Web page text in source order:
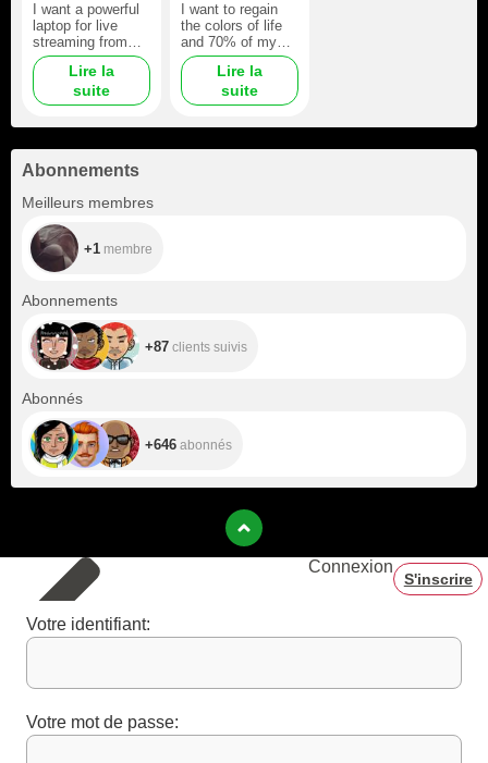
I want a powerful
laptop for live
streaming from
anywhere!
Conveniently and
always in touch
with my favorite
patron ❤
Lire la
suite
I want to regain
the colors of life
and 70% of my
perception. This is
my childhood
dream, to see the
world 100%!!!
Thank you in
Lire la
suite
Abonnements
Meilleurs membres
+1 membre
Abonnements
+87 clients suivis
Abonnés
+646 abonnés
Connexion
S'inscrire
Votre identifiant:
Votre mot de passe: